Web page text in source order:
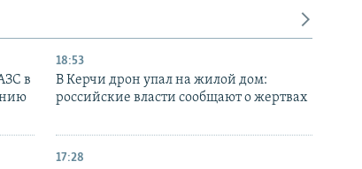
в
18:53
В Керчи дрон упал на жилой дом:
российские власти сообщают о жертвах
17:28